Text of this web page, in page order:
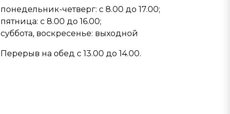
понедельник-четверг: с 8.00 до 17.00;
пятница: с 8.00 до 16.00;
суббота, воскресенье: выходной
Перерыв на обед с 13.00 до 14.00.